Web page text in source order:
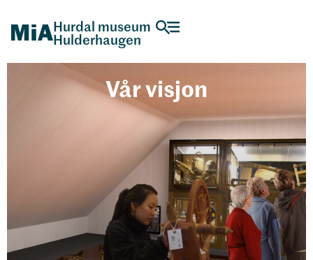
Hurdal museum
Hulderhaugen
Vår visjon